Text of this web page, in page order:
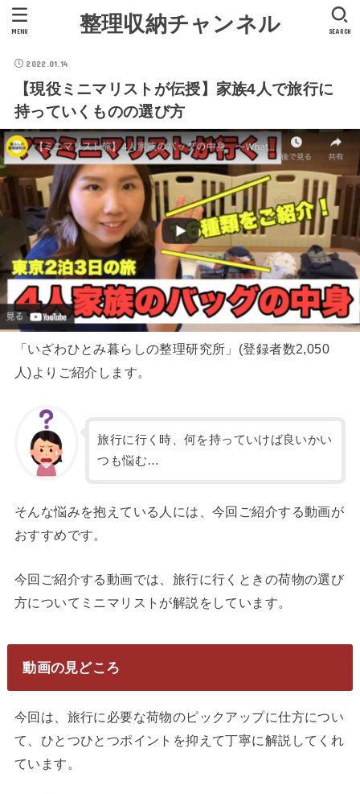
整理収納チャンネル SEARCH
MENU
2022.01.14
【現役ミニマリストが伝授】家族4人で旅行に
持っていくものの選び方
「いざわひとみ暮らしの整理研究所」(登録者数2,050
人)よりご紹介します。
旅行に行く時、何を持っていけば良いかい
つも悩む…
そんな悩みを抱えている人には、今回ご紹介する動画が
おすすめです。
今回ご紹介する動画では、旅行に行くときの荷物の選び
方についてミニマリストが解説をしています。
動画の見どころ
今回は、旅行に必要な荷物のピックアップに仕方につい
て、ひとつひとつポイントを抑えて丁寧に解説してくれ
ています。